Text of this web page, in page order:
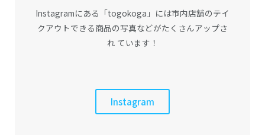
Instagramにある「togokoga」には市内店舗のテイ
クアウトできる商品の写真などがたくさんアップさ
れ ています！
Instagram